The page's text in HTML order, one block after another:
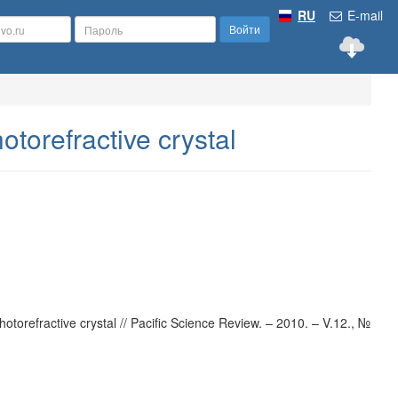
E-mail
RU
Войти
crystal
crystal // Pacific Science Review. – 2010. – V.12., №